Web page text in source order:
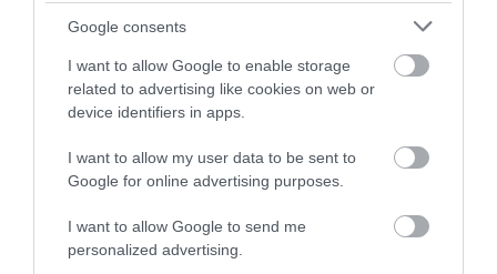
Google consents
I want to allow Google to enable storage
related to advertising like cookies on web or
device identifiers in apps.
I want to allow my user data to be sent to
Google for online advertising purposes.
I want to allow Google to send me
personalized advertising.
KIRÁNDULÁS A
PANNONHALMI
ILLATMÚZEUMBA
KIRÁNDULÁS A